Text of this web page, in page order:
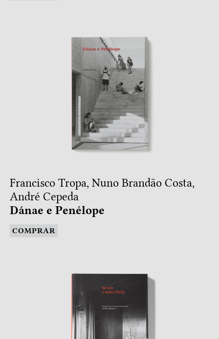
Francisco Tropa, Nuno Brandão Costa,
André Cepeda
Dánae e Penélope
COMPRAR